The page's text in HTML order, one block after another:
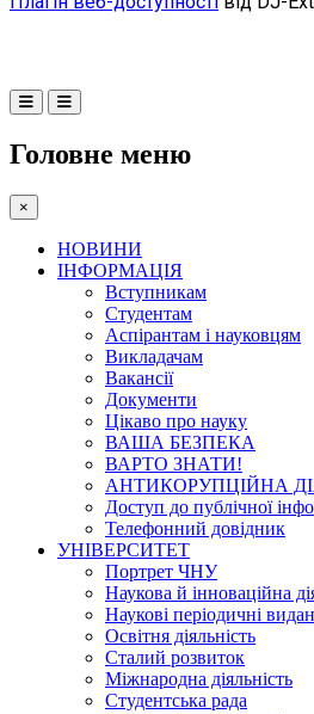
Головне меню
×
НОВИНИ
ІНФОРМАЦІЯ
Вступникам
Студентам
Аспірантам і науковцям
Викладачам
Вакансії
Документи
Цікаво про науку
ВАША БЕЗПЕКА
ВАРТО ЗНАТИ!
АНТИКОРУПЦІЙНА
Доступ до публічної
Телефонний довідник
УНІВЕРСИТЕТ
Портрет ЧНУ
Наукова й інноваційна
Наукові періодичні
Освітня діяльність
Сталий розвиток
Міжнародна діяльність
Студентська рада